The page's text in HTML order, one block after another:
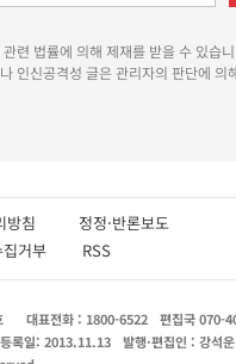
련 법률에 의해 제재를 받을 수 있습
인신공격성 글은 관리자의 판단에 의
리방침 정정·반론보도
거부 RSS
대표전화 : 1800-6522 편집국 070-
등록일: 2013.11.13 발행·편집인 : 강석운